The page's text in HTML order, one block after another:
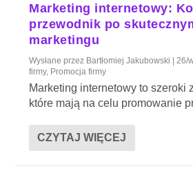
Marketing internetowy:
przewodnik po
marketingu
Wysłane przez Bartłomiej Jakubowski | 26/
firmy, Promocja firmy
Marketing internetowy to szeroki
które mają na celu promowanie
CZYTAJ WIĘCEJ